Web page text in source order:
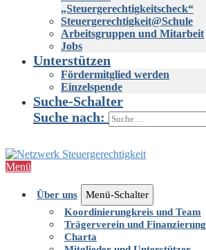
„Steuergerechtigkeitscheck“
Steuergerechtigkeit@Schule
Arbeitsgruppen und Mitarbeit
Jobs
Unterstützen
Fördermitglied werden
Einzelspende
Suche-Schalter
Suche nach:
Menü
Über uns
Menü-Schalter
Koordinierungkreis und Team
Trägerverein und Finanzierung
Charta